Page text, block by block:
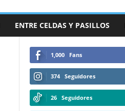
ENTRE CELDAS Y PASILLOS
1,000 Fans
374 Seguidores
26 Seguidores